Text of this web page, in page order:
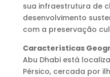
sua infraestrutura de
desenvolvimento
com a preservação
Características
Abu Dhabi está
Pérsico, cercada por